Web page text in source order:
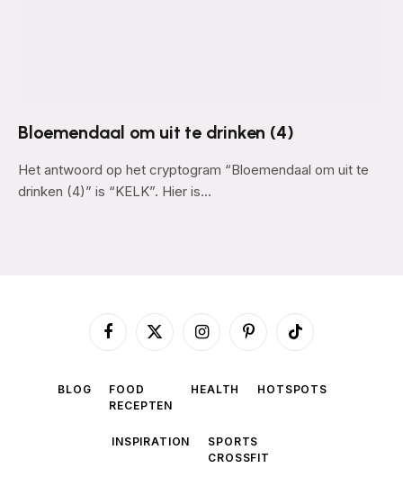
Bloemendaal om uit te drinken (4)
Het antwoord op het cryptogram “Bloemendaal om uit te
drinken (4)” is “KELK”. Hier is…
Facebook
X
InstagramPinterestTikTok
BLOG
FOOD
RECEPTEN
HEALTH HOTSPOTS
INSPIRATION
SPORTS
CROSSFIT